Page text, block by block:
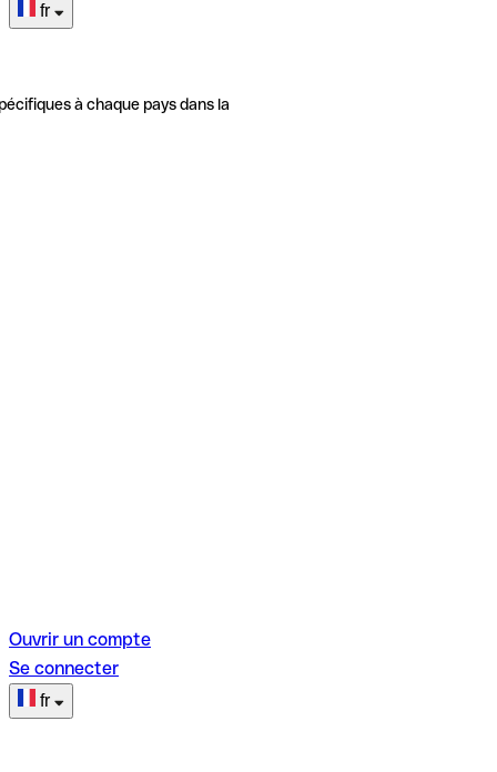
fr
à chaque pays dans la
Ouvrir un compte
Se connecter
fr